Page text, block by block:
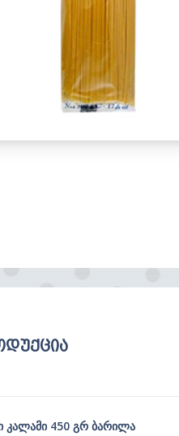
კალამი 450 გრ ბარილა